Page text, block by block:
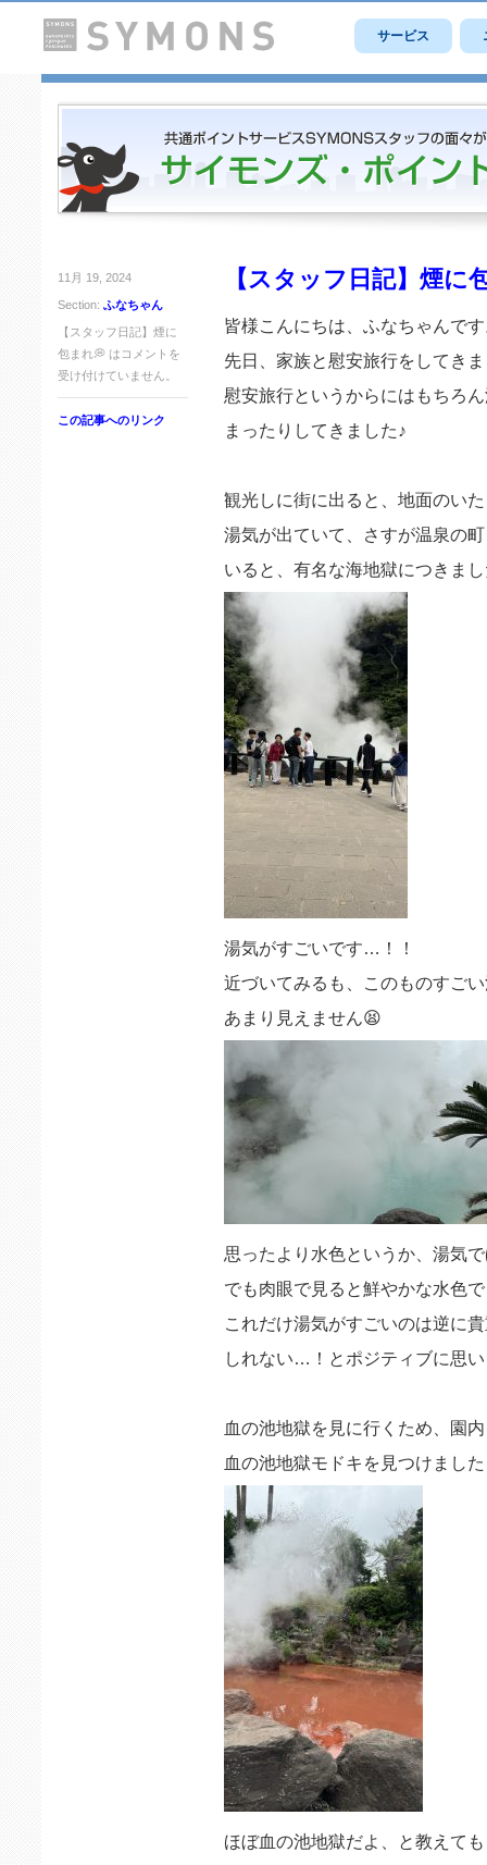
サービス
11月 19, 2024
Section: ふなちゃん
【スタッフ日記】煙に
包まれ💭 は コメントを
受け付けていません。
この記事へのリンク
【スタッフ日記】煙に
皆様こんにちは、ふなちゃんで
先日、家族と慰安旅行をしてき
慰安旅行というからにはもちろ
まったりしてきました♪
観光しに街に出ると、地面のい
湯気が出ていて、さすが温泉の
いると、有名な海地獄につきま
湯気がすごいです…！！
近づいてみるも、このものすご
あまり見えません😫
思ったより水色というか、湯気
でも肉眼で見ると鮮やかな水色
これだけ湯気がすごいのは逆に
しれない…！とポジティブに思
血の池地獄を見に行くため、園
血の池地獄モドキを見つけまし
ほぼ血の池地獄だよ、と教えて